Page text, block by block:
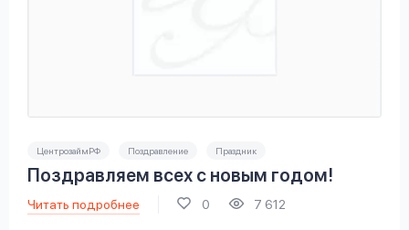
ЦентрозаймРФ Поздравление Праздник
Поздравляем всех с новым годом!
Читать подробнее 0 7 612